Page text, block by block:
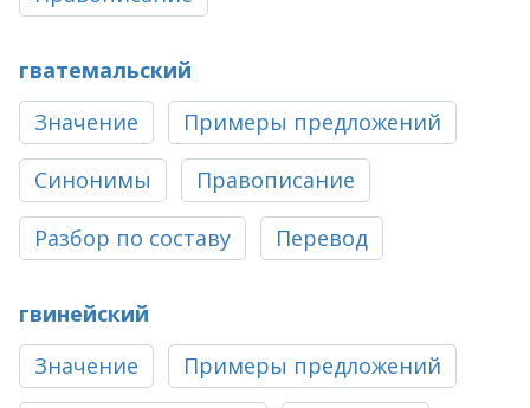
гватемальский
Значение
Примеры предложений
Синонимы Правописание
Разбор по составу Перевод
гвинейский
Значение
Примеры предложений